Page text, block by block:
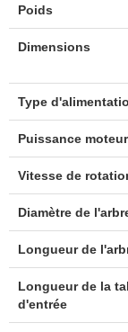
Poids
Dimensions
Type
Puissance moteur
Vitesse de
Diamètre de
Longueur de
Longueur de la
d'entrée